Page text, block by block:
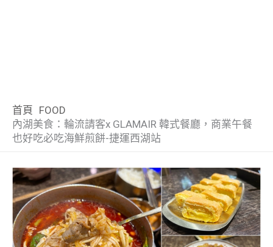
首頁 FOOD
內湖美食：輪流請客x GLAMAIR 韓式餐廳，商業午餐
也好吃必吃海鮮煎餅-捷運西湖站